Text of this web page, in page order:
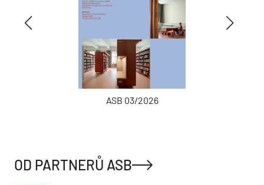
ASB 03/2026
OD PARTNERŮ ASB